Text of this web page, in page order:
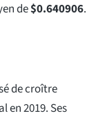
de$0.640906.
de croître
en 2019. Ses